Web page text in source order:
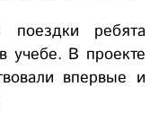
поездки ребята
учебе. В проекте
впервые и